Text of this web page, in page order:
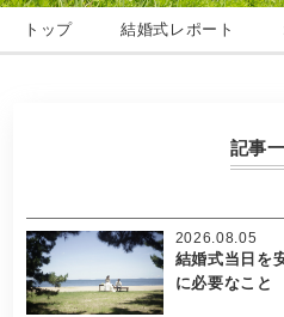
トップ 結婚式レポート
記事
結婚式当日を
に必要なこと
2026.08.05